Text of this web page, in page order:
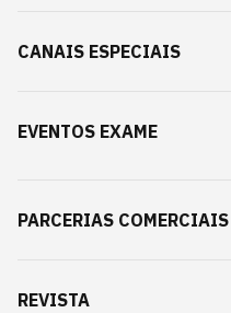
CANAIS ESPECIAIS
EVENTOS EXAME
PARCERIAS COMERCIAIS
REVISTA